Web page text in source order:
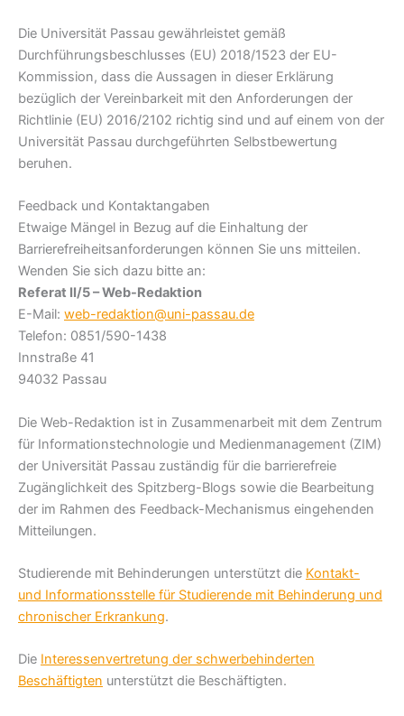
Die Universität Passau gewährleistet gemäß
Durchführungsbeschlusses (EU) 2018/1523 der EU-
Kommission, dass die Aussagen in dieser Erklärung
bezüglich der Vereinbarkeit mit den Anforderungen der
Richtlinie (EU) 2016/2102 richtig sind und auf einem von der
Universität Passau durchgeführten Selbstbewertung
beruhen.
Feedback und Kontaktangaben
Etwaige Mängel in Bezug auf die Einhaltung der
Barrierefreiheitsanforderungen können Sie uns mitteilen.
Wenden Sie sich dazu bitte an:
Referat II/5 – Web-Redaktion
E-Mail: web-redaktion@uni-passau.de
Telefon: 0851/590-1438
Innstraße 41
94032 Passau
Die Web-Redaktion ist in Zusammenarbeit mit dem Zentrum
für Informationstechnologie und Medienmanagement (ZIM)
der Universität Passau zuständig für die barrierefreie
Zugänglichkeit des Spitzberg-Blogs sowie die Bearbeitung
der im Rahmen des Feedback-Mechanismus eingehenden
Mitteilungen.
Studierende mit Behinderungen unterstützt die Kontakt-
und Informationsstelle für Studierende mit Behinderung und
chronischer Erkrankung.
Die Interessenvertretung der schwerbehinderten
Beschäftigten unterstützt die Beschäftigten.